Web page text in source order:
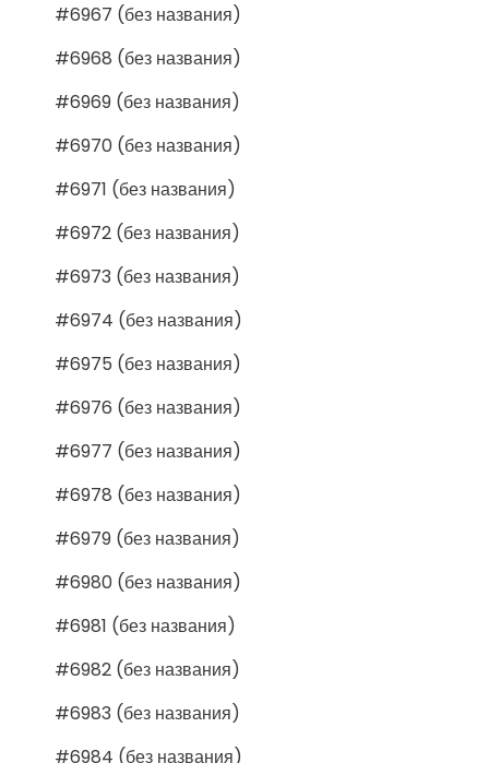
#6967 (без названия)
#6968 (без названия)
#6969 (без названия)
#6970 (без названия)
#6971 (без названия)
#6972 (без названия)
#6973 (без названия)
#6974 (без названия)
#6975 (без названия)
#6976 (без названия)
#6977 (без названия)
#6978 (без названия)
#6979 (без названия)
#6980 (без названия)
#6981 (без названия)
#6982 (без названия)
#6983 (без названия)
#6984 (без названия)